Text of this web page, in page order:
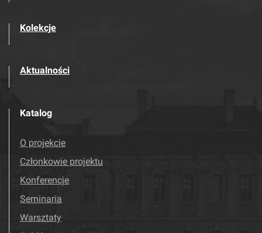
Kolekcje
Aktualności
Katalog
O projekcie
Członkowie projektu
Konferencje
Seminaria
Warsztaty